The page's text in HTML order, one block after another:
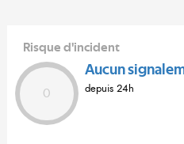
Risque d'incident
0
Aucun
depuis 24h